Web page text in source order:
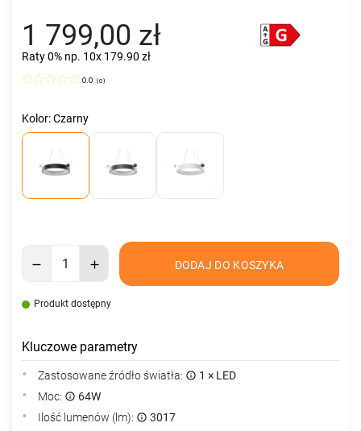
1 799,00 zł
Raty 0% np. 10x 179.90 zł
0.0 (0)
Kolor: Czarny
DODAJ DO KOSZYKA
Produkt dostępny
Kluczowe parametry
Zastosowane źródło światła:
1 × LED
Moc:
64W
Ilość lumenów (lm):
3017